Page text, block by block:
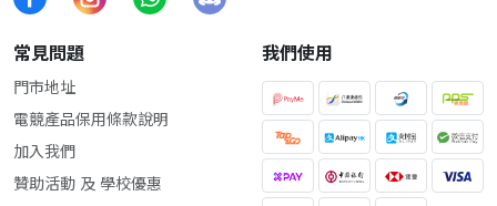
常見問題
門市地址
電競產品保用條款說明
加入我們
贊助活動 及 學校優惠
我們使用